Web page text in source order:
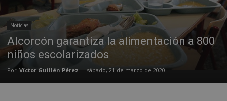
Noticias
Alcorcón garantiza la alimentación a 800
niños escolarizados
Por Víctor Guillén Pérez - sábado, 21 de marzo de 2020